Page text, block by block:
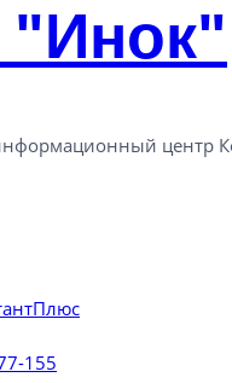
центр
155